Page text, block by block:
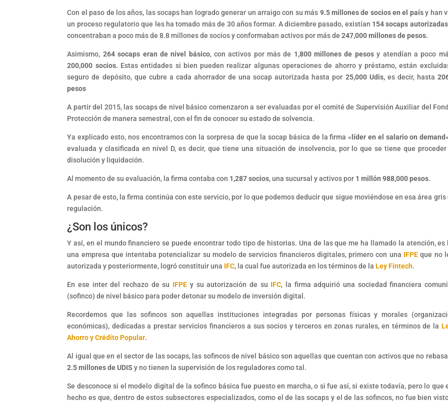
Con el paso de los años, las socaps han logrado generar un arraigo con su más 9.5 millones de socios en el paísy han
un proceso regulatorio que les ha tomado más de 30 años formar. A diciembre pasado, existían 154 socaps autorizadas
concentraban a poco más de 8.8 millones de socios y conformaban activos por más de 247,000 millones de pesos.
Asimismo, 264 socaps eran de nivel básico, con activos por más de 1,800 millones de pesosy atendían a poco
200,000 socios. Estas entidades si bien pueden realizar algunas operaciones de ahorro y préstamo, están
seguro de depósito, que cubre a cada ahorrador de una socap autorizada hasta por 25,000 Udis,es decir, hasta
pesos
A partir del 2015, las socaps de nivel básico comenzaron a ser evaluadas por el comité de Supervisión Auxiliar del
Protección de manera semestral, con el fin de conocer su estado de solvencia.
Ya explicado esto, nos encontramos con la sorpresa de que la socap básica de la firma «líder en el salario on demand
evaluada y clasificada en nivel D, es decir, que tiene una situación de insolvencia, por lo que se tiene que proceder
disolución y liquidación.
Al momento de su evaluación, la firma contaba con 1,287 socios, una sucursal y activos por 1 millón 988,000 pesos.
A pesar de esto, la firma continúa con este servicio, por lo que podemos deducir que sigue moviéndose en esa área gris
regulación.
¿Son los únicos?
Y así, en el mundo financiero se puede encontrar todo tipo de historias. Una de las que me ha llamado la atención, es
una empresa que intentaba potencializar su modelo de servicios financieros digitales, primero con una IFPEque no
autorizada y posteriormente, logró constituir una IFC, la cual fue autorizada en los términos de laLey Fintech.
En ese inter del rechazo de su IFPE y su autorización de su IFC, la firma adquirió una sociedad financiera
(sofinco) de nivel básico para poder detonar su modelo de inversión digital.
Recordemos que las sofincos son aquellas instituciones integradas por personas físicas y morales
económicas), dedicadas a prestar servicios financieros a sus socios y terceros en zonas rurales, en términos de la
Ahorro y Crédito Popular.
Al igual que en el sector de las socaps, las sofincos de nivel básico son aquellas que cuentan con activos que no
2.5 millones de UDISy no tienen la supervisión de los reguladores como tal.
Se desconoce si el modelo digital de la sofinco básica fue puesto en marcha, o si fue así, si existe todavía, pero lo que
hecho es que, dentro de estos subsectores especializados, como el de las socaps y el de las sofincos, no fue bien